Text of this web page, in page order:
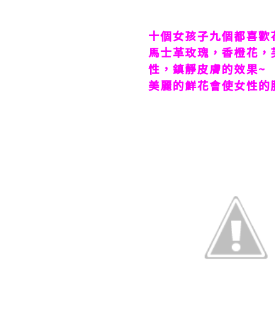
十個女孩子九個都喜
馬士革玫瑰，香橙花
性，鎮靜皮膚的效果~
美麗的鮮花會使女性